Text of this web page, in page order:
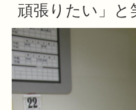
頑張りたい」